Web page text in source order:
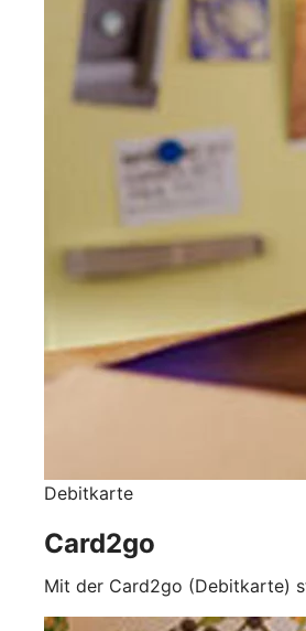
Debitkarte
Card2go
Mit der Card2go (Debitkarte)